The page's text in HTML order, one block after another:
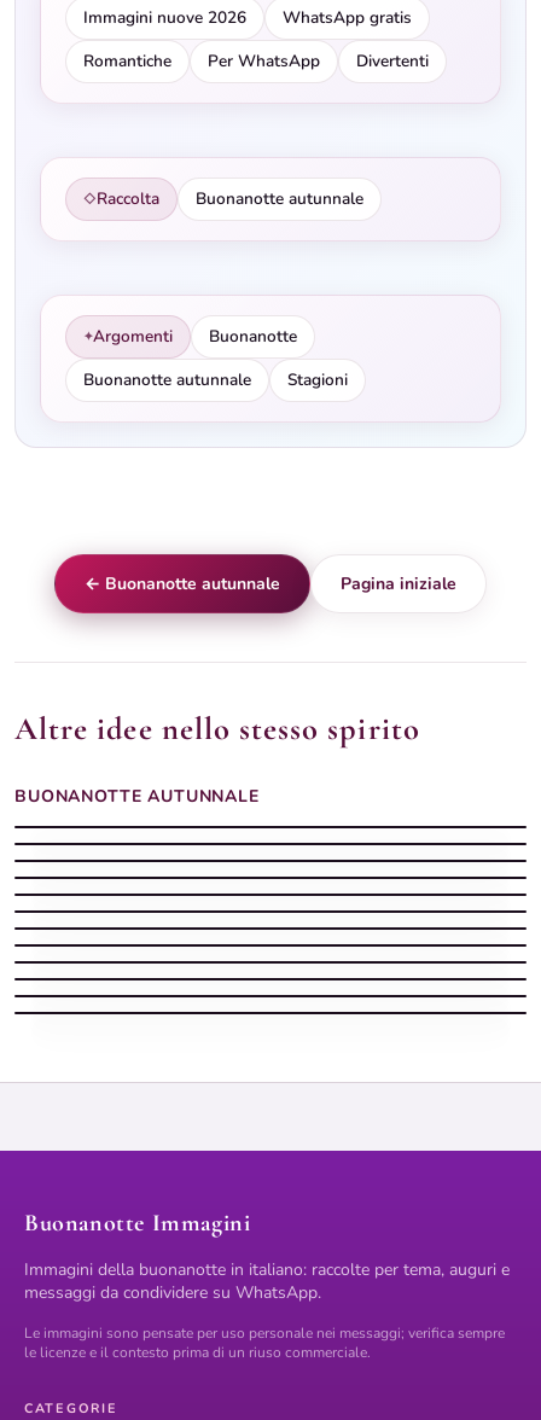
Immagini nuove 2026
WhatsApp gratis
Romantiche
Per WhatsApp Divertenti
◇Raccolta Buonanotte autunnale
✦Argomenti
Buonanotte
Buonanotte autunnale
Stagioni
Altre idee nello stesso spirito
BUONANOTTE AUTUNNALE
Buonanotte Autunno silenziosa
Buonanotte serena
Buonanotte Autunno leggera
Buonanotte Autunno con sera stellata
Buonanotte Autunno con sera tranquilla
Buonanotte Autunno sognatrice
Buonanotte autunnale serena
Buonanotte Autunno serena
Buonanotte autunnale con pioggia e luce del lampione
Buonanotte Autunno vellutata
Buonanotte autunnale soffusa
← Buonanotte autunnale Pagina iniziale
Buonanotte Immagini
Immagini della buonanotte in italiano: raccolte per tema, auguri e
messaggi da condividere su WhatsApp.
Le immagini sono pensate per uso personale nei messaggi; verifica sempre
le licenze e il contesto prima di un riuso commerciale.
CATEGORIE